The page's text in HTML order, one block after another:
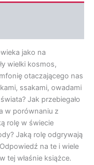
jako na
wielki kosmos,
otaczającego nas
ssakami, owadami
Jak przebiegało
w porównaniu z
rolę w świecie
Jaką rolę odgrywają
na te i wiele
tej właśnie książce.